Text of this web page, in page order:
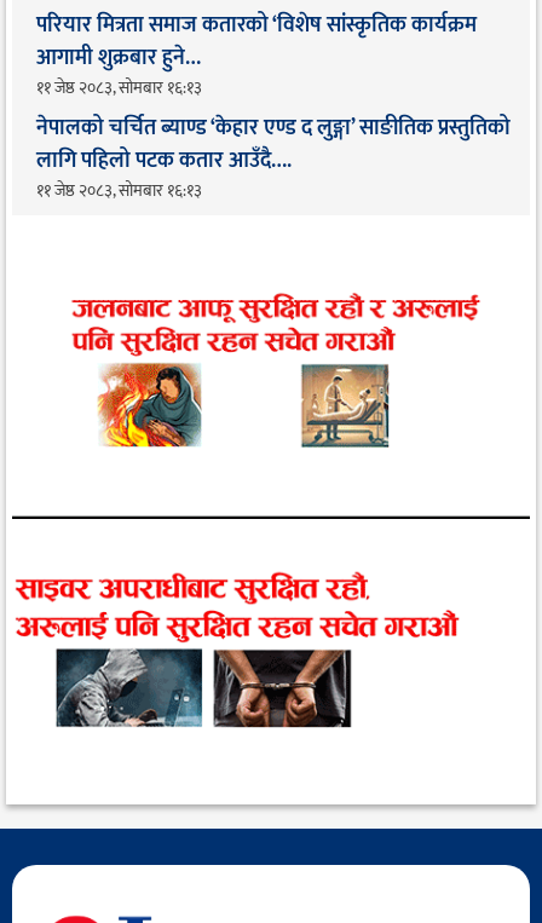
परियार मित्रता समाज कतारको ‘विशेष सांस्कृतिक कार्यक्रम
आगामी शुक्रबार हुने…
११ जेष्ठ २०८३, सोमबार १६:१३
नेपालको चर्चित ब्याण्ड ‘केहार एण्ड द लुङ्गा’ साङीतिक प्रस्तुतिको
लागि पहिलो पटक कतार आउँदै…. ​
११ जेष्ठ २०८३, सोमबार १६:१३